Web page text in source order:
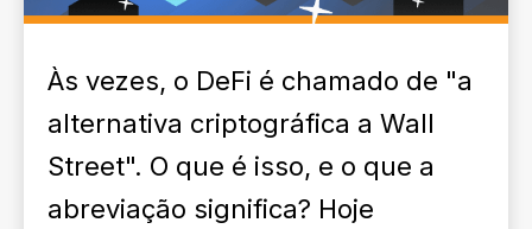
Às vezes, o DeFi é chamado de "a
alternativa criptográfica a Wall
Street". O que é isso, e o que a
abreviação significa? Hoje